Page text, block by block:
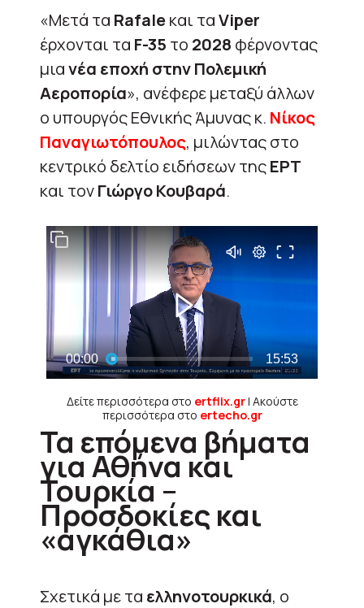
«Μετά τα Rafaleκαι ταViper
έρχονται τα F-35 το 2028 φέρνοντας
μιανέα εποχή στην Πολεμική
Αεροπορία», ανέφερε μεταξύ άλλων
ο υπουργός Εθνικής Άμυνας κ. Νίκος
Παναγιωτόπουλος, μιλώντας στο
κεντρικό δελτίο ειδήσεων τηςΕΡΤ
και τονΓιώργο Κουβαρά.
Δείτε περισσότερα στο ertflix.gr| Ακούστε
περισσότερα στο ertecho.gr
Τα επόμενα βήματα
για Αθήνα και
Τουρκία –
Προσδοκίες και
«αγκάθια»
Σχετικά με τα ελληνοτουρκικά, ο